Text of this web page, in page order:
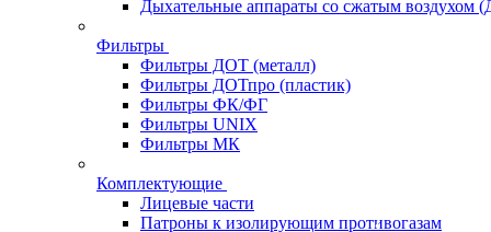
Дыхательные аппараты со сжатым воздухом
Фильтры
Фильтры ДОТ (металл)
Фильтры ДОТпро (пластик)
Фильтры ФК/ФГ
Фильтры UNIX
Фильтры МК
Комплектующие
Лицевые части
Патроны к изолирующим противогазам